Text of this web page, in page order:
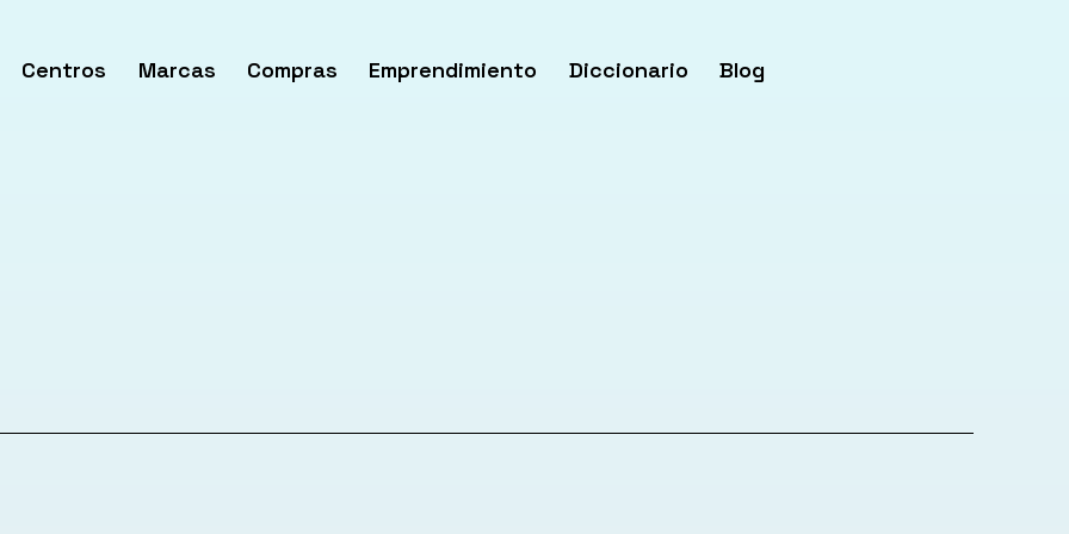
Centros Marcas Compras Emprendimiento Diccionario Blog